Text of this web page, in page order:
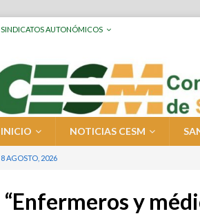
SINDICATOS AUTONÓMICOS
INICIO NOTICIAS CESM
8 AGOSTO, 2026
“Enfermeros y